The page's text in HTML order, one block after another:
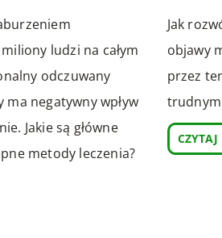
ludzi na całym
odczuwany
negatywny wpływ
Jakie są główne
metody leczenia?
Jak
objawy
przez
trudnym
CZYTAJ